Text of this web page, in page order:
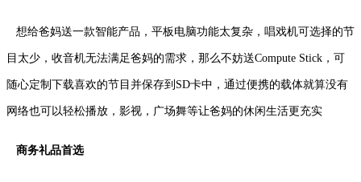
想给爸妈送一款智能产品，平板电脑功能太复杂，唱戏机可选择的节
目太少，收音机无法满足爸妈的需求，那么不妨送Compute Stick，可
随心定制下载喜欢的节目并保存到SD卡中，通过便携的载体就算没有
网络也可以轻松播放，影视，广场舞等让爸妈的休闲生活更充实
商务礼品首选